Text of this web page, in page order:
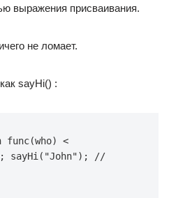
выражения присваивания.
не ломает.
sayHi() :
<
sayHi("John"); //